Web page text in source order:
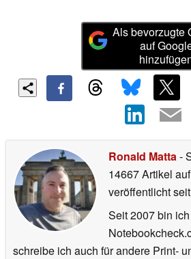
Als bevorzugte
auf
Ronald Matta-
14667 Artikel
veröffentlicht
Seit 2007 bin
schreibe ich auch für andere Print-